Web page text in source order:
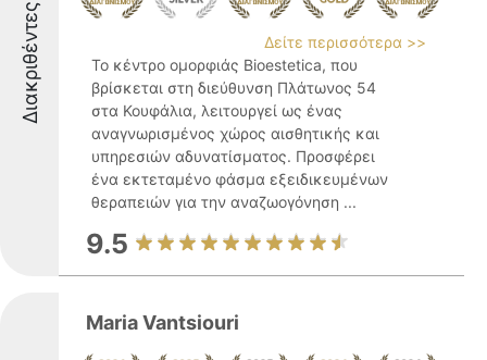
Διακριθέντες
Δείτε περισσότερα >>
Το κέντρο ομορφιάς Bioestetica, που
βρίσκεται στη διεύθυνση Πλάτωνος 54
στα Κουφάλια, λειτουργεί ως ένας
αναγνωρισμένος χώρος αισθητικής και
υπηρεσιών αδυνατίσματος. Προσφέρει
ένα εκτεταμένο φάσμα εξειδικευμένων
θεραπειών για την αναζωογόνηση ...
9.5
Maria Vantsiouri